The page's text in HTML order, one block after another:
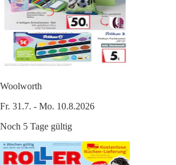
Woolworth
Fr. 31.7. - Mo. 10.8.2026
Noch 5 Tage gültig